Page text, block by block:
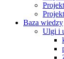
Baza wiedzy
Ulgi i